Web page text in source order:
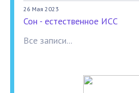
26 Мая 2023
Сон - естественное ИСС
Все записи...